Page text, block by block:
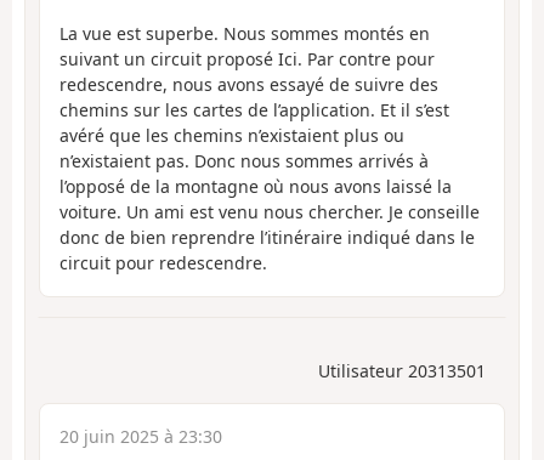
La vue est superbe. Nous sommes montés en
suivant un circuit proposé Ici. Par contre pour
redescendre, nous avons essayé de suivre des
chemins sur les cartes de l’application. Et il s’est
avéré que les chemins n’existaient plus ou
n’existaient pas. Donc nous sommes arrivés à
l’opposé de la montagne où nous avons laissé la
voiture. Un ami est venu nous chercher. Je conseille
donc de bien reprendre l’itinéraire indiqué dans le
circuit pour redescendre.
Utilisateur 20313501
20 juin 2025 à 23:30